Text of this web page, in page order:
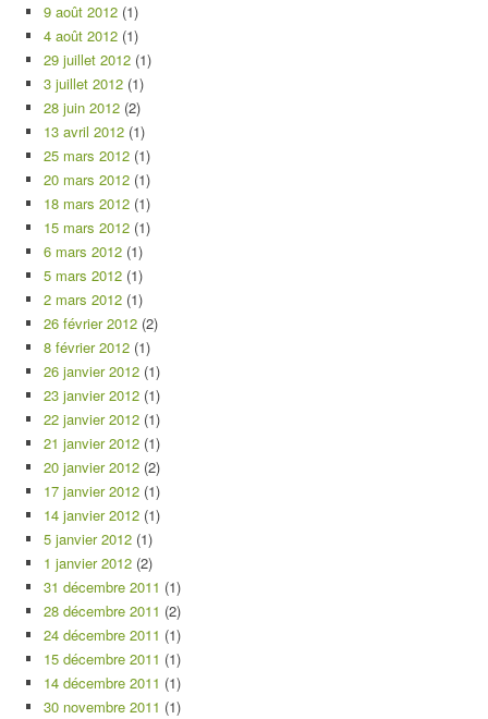
9 août 2012 (1)
4 août 2012 (1)
29 juillet 2012 (1)
3 juillet 2012 (1)
28 juin 2012 (2)
13 avril 2012 (1)
25 mars 2012 (1)
20 mars 2012 (1)
18 mars 2012 (1)
15 mars 2012 (1)
6 mars 2012 (1)
5 mars 2012 (1)
2 mars 2012 (1)
26 février 2012 (2)
8 février 2012 (1)
26 janvier 2012 (1)
23 janvier 2012 (1)
22 janvier 2012 (1)
21 janvier 2012 (1)
20 janvier 2012 (2)
17 janvier 2012 (1)
14 janvier 2012 (1)
5 janvier 2012 (1)
1 janvier 2012 (2)
31 décembre 2011 (1)
28 décembre 2011 (2)
24 décembre 2011 (1)
15 décembre 2011 (1)
14 décembre 2011 (1)
30 novembre 2011 (1)